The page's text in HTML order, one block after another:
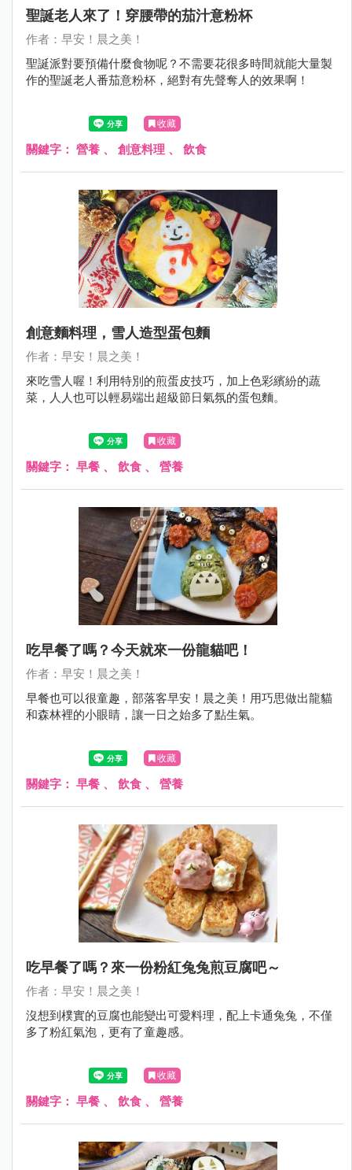
聖誕老人來了！穿腰帶的茄汁意粉杯
作者：早安！晨之美！
聖誕派對要預備什麼食物呢？不需要花很多時間就能大量製
作的聖誕老人番茄意粉杯，絕對有先聲奪人的效果啊！
收藏
關鍵字： 營養 、 創意料理 、 飲食
創意麵料理，雪人造型蛋包麵
作者：早安！晨之美！
來吃雪人喔！利用特別的煎蛋皮技巧，加上色彩繽紛的蔬
菜，人人也可以輕易端出超級節日氣氛的蛋包麵。
收藏
關鍵字： 早餐 、 飲食 、 營養
吃早餐了嗎？今天就來一份龍貓吧！
作者：早安！晨之美！
早餐也可以很童趣，部落客早安！晨之美！用巧思做出龍貓
和森林裡的小眼睛，讓一日之始多了點生氣。
收藏
關鍵字： 早餐 、 飲食 、 營養
吃早餐了嗎？來一份粉紅兔兔煎豆腐吧～
作者：早安！晨之美！
沒想到樸實的豆腐也能變出可愛料理，配上卡通兔兔，不僅
多了粉紅氣泡，更有了童趣感。
收藏
關鍵字： 早餐 、 飲食 、 營養